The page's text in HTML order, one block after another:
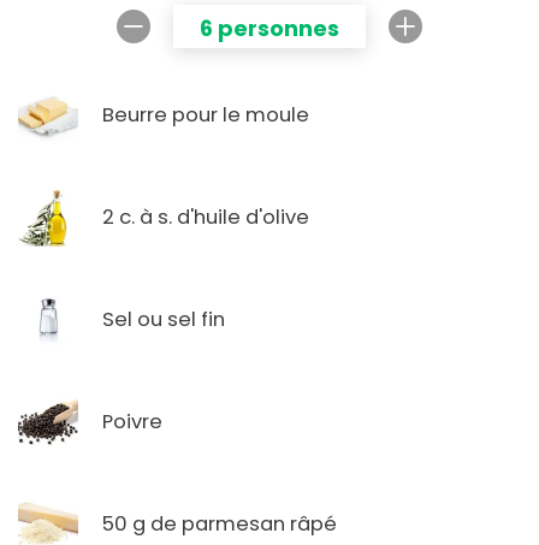
6 personnes
Beurre pour le moule
2 c. à s. d'huile d'olive
Sel ou sel fin
Poivre
50 g de parmesan râpé